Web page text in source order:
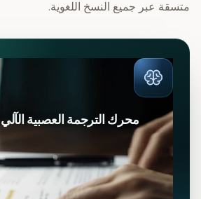
متسقة عبر جميع النسخ اللغوية.
محرك الترجمة العصبية الآلي